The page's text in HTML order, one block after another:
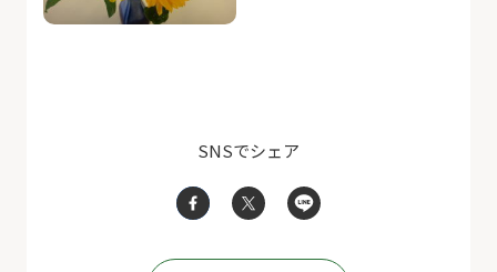
SNSでシェア